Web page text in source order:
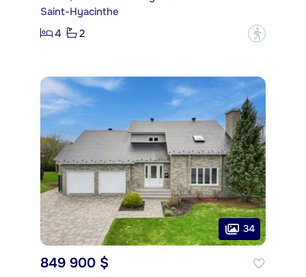
Saint-Hyacinthe
4
2 ?
34
849 900 $